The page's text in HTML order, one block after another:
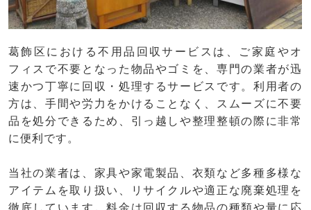
葛飾区における不用品回収サービスは、ご家庭やオ
フィスで不要となった物品やゴミを、専門の業者が迅
速かつ丁寧に回収・処理するサービスです。利用者の
方は、手間や労力をかけることなく、スムーズに不要
品を処分できるため、引っ越しや整理整頓の際に非常
に便利です。
当社の業者は、家具や家電製品、衣類など多種多様な
アイテムを取り扱い、リサイクルや適正な廃棄処理を
徹底しています。料金は回収する物品の種類や量に応